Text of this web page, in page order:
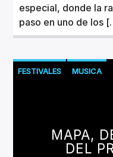
especial, donde la
paso en uno de los
FESTIVALES MUSICA
MAPA,
DEL